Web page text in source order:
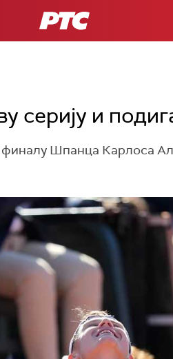
РТС
серију и
Шпанца Карлоса